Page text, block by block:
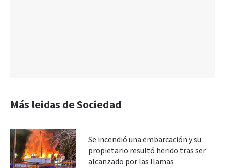
Más leidas de Sociedad
Se incendió una embarcación y su
propietario resultó herido tras ser
alcanzado por las llamas